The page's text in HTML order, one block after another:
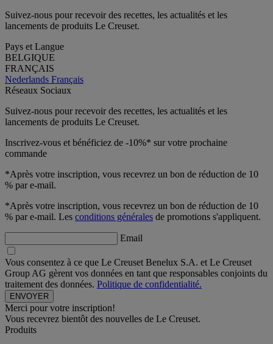
Suivez-nous pour recevoir des recettes, les actualités et les
lancements de produits Le Creuset.
Pays et Langue
BELGIQUE
FRANÇAIS
Nederlands Français
Réseaux Sociaux
Suivez-nous pour recevoir des recettes, les actualités et les
lancements de produits Le Creuset.
Inscrivez-vous et bénéficiez de -10%* sur votre prochaine
commande
*Après votre inscription, vous recevrez un bon de réduction de 10
% par e-mail.
*Après votre inscription, vous recevrez un bon de réduction de 10
% par e-mail. Les conditions générales de promotions s'appliquent.
Email
Vous consentez à ce que Le Creuset Benelux S.A. et Le Creuset
Group AG gèrent vos données en tant que responsables conjoints du
traitement des données. Politique de confidentialité.
Merci pour votre inscription!
Vous recevrez bientôt des nouvelles de Le Creuset.
Produits